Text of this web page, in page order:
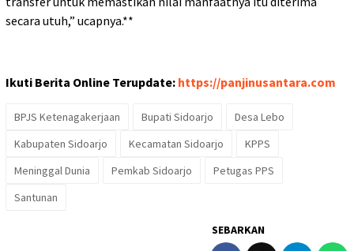
secara utuh,” ucapnya.**
Ikuti Berita Online Terupdate: https://panjinusantara.com
BPJS Ketenagakerjaan Bupati Sidoarjo
Desa Lebo
Kabupaten Sidoarjo
Kecamatan Sidoarjo
KPPS
Meninggal Dunia
Pemkab Sidoarjo
Petugas PPS
Santunan
SEBARKAN